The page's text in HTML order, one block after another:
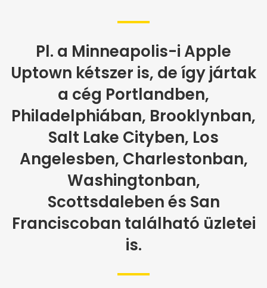
Pl. a Minneapolis-i Apple
Uptown kétszer is, de így jártak
a cég Portlandben,
Philadelphiában, Brooklynban,
Salt Lake Cityben, Los
Angelesben, Charlestonban,
Washingtonban,
Scottsdaleben és San
Franciscoban található üzletei
is.